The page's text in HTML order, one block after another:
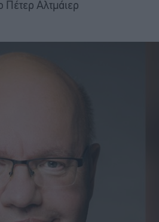
Αλτμάιερ